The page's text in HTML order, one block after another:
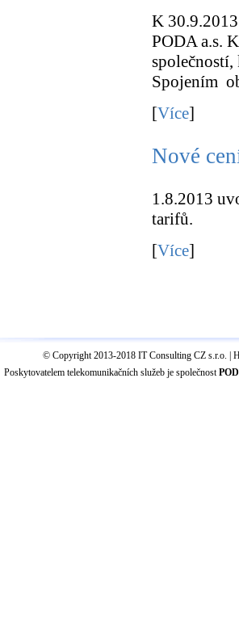
K
PODA a.s.
společností,
Spojením
[Více]
Nové
1.8.2013
tarifů.
[Více]
© Copyright 2013-2018 IT Consulting CZ s.r.o. |
Poskytovatelem telekomunikačních služeb je společnost